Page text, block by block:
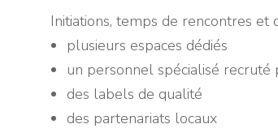
Initiations, temps de rencontres et
plusieurs espaces dédiés
un personnel spécialisé recruté
des labels de qualité
des partenariats locaux